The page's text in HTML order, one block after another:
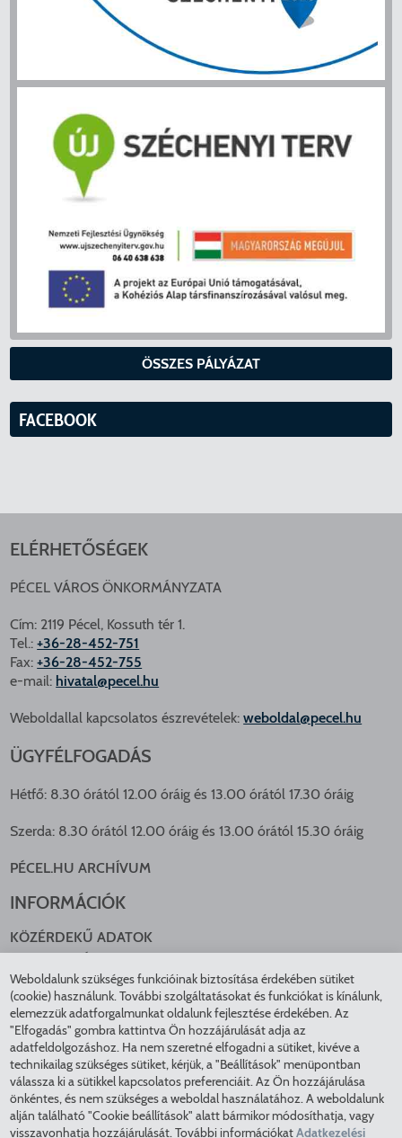
ÖSSZES PÁLYÁZAT
FACEBOOK
ELÉRHETŐSÉGEK
PÉCEL VÁROS ÖNKORMÁNYZATA
Cím: 2119 Pécel, Kossuth tér 1.
Tel.:+36-28-452-751
Fax:+36-28-452-755
e-mail: hivatal@pecel.hu
Weboldallal kapcsolatos észrevételek:weboldal@pecel.hu
ÜGYFÉLFOGADÁS
Hétfő: 8.30 órától 12.00 óráig és 13.00 órától 17.30 óráig
Szerda: 8.30 órától 12.00 óráig és 13.00 órától 15.30 óráig
PÉCEL.HU ARCHÍVUM
INFORMÁCIÓK
KÖZÉRDEKŰ ADATOK
KÖZLEKEDÉS
ADATKEZELÉS
ÁTLÁTHATÓ ÖNKORMÁNYZAT
COOKIE BEÁLLÍTÁSOK
INTÉZMÉNYEK
EGÉSZSÉGÜGY
Weboldalunk szükséges funkcióinak biztosítása érdekében sütiket
(cookie) használunk. További szolgáltatásokat és funkciókat is kínálunk,
elemezzük adatforgalmunkat oldalunk fejlesztése érdekében. Az
"Elfogadás" gombra kattintva Ön hozzájárulását adja az
adatfeldolgozáshoz. Ha nem szeretné elfogadni a sütiket, kivéve a
technikailag szükséges sütiket, kérjük, a "Beállítások" menüpontban
válassza ki a sütikkel kapcsolatos preferenciáit. Az Ön hozzájárulása
önkéntes, és nem szükséges a weboldal használatához. A weboldalunk
alján található "Cookie beállítások" alatt bármikor módosíthatja, vagy
visszavonhatja hozzájárulását. További információkatAdatkezelési